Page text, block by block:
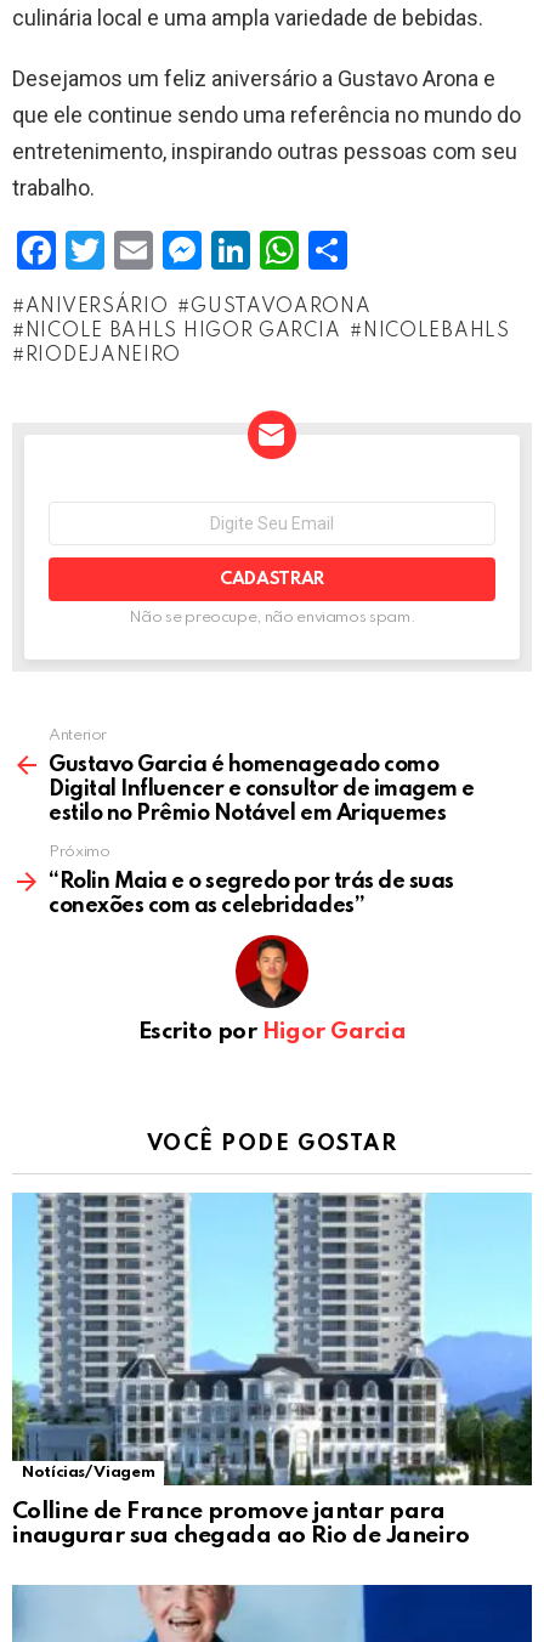
culinária local e uma ampla variedade de bebidas.
Desejamos um feliz aniversário a Gustavo Arona e
que ele continue sendo uma referência no mundo do
entretenimento, inspirando outras pessoas com seu
trabalho.
F
a
ce
b
T
wi
tt
er
E
m
ail
M
es
se
Li
n
ke
n
W
h
at
h
ar
ANIVERSÁRIO
GUSTAVOARONA
NICOLE BAHLS HIGOR GARCIA
NICOLEBAHLS
RIODEJANEIRO
NEWSLETTER
mail:
Não se preocupe, não enviamos spam.
Anterior
Gustavo Garcia é homenageado como
Digital Influencer e consultor de imagem e
estilo no Prêmio Notável em Ariquemes
Próximo
“Rolin Maia e o segredo por trás de suas
conexões com as celebridades”
Escrito por Higor Garcia
VOCÊ PODE GOSTAR
Notícias/ Viagem
Colline de France promove jantar para
inaugurar sua chegada ao Rio de Janeiro